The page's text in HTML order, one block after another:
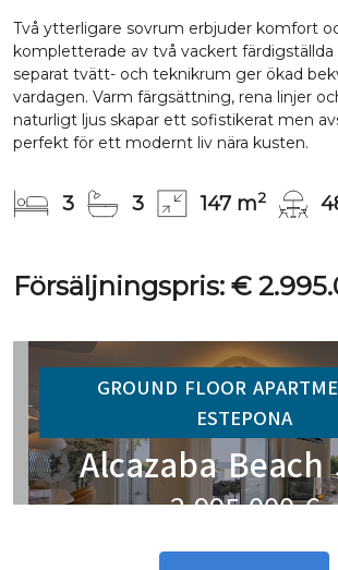
Två ytterligare sovrum erbjuder komfort
kompletterade av två vackert
separat tvätt- och teknikrum ger ökad
vardagen. Varm färgsättning, rena linjer
naturligt ljus skapar ett sofistikerat men
perfekt för ett modernt liv nära kusten.
3 3 147 m2
Försäljningspris: €